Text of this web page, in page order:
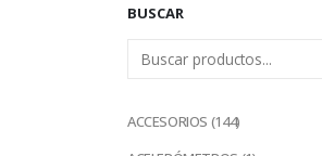
BUSCAR
ACCESORIOS 144144